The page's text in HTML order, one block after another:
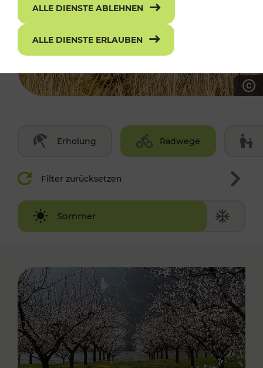
Erholung Radwege
Filter zurücksetzen
Sommer
Winter
ALLE DIENSTE ABLEHNEN
ALLE DIENSTE ERLAUBEN